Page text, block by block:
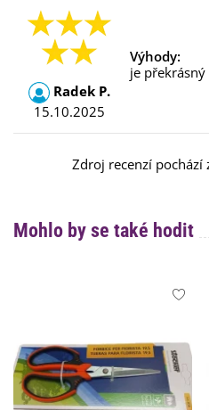
Radek P.
15.10.2025
Výhody:
je překrásný
Zdroj recenzí
Mohlo by se také hodit